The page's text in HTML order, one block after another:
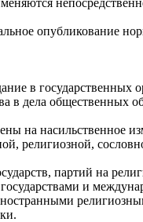
опубликование
в государственных
в дела общественных
на насильственное
религиозной,
партий на
и